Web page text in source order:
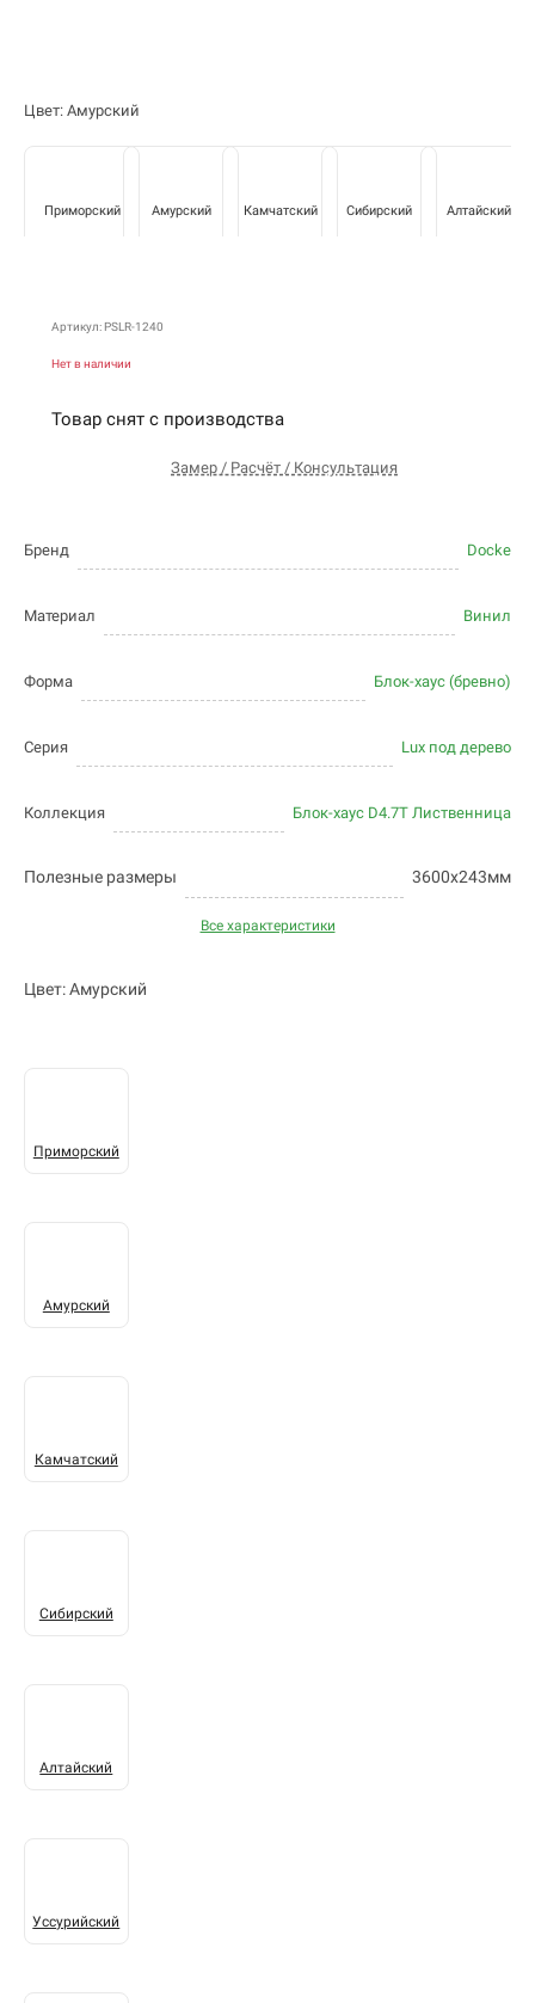
Цвет: Амурский
Приморский Амурский Камчатский Сибирский Алтайский
Артикул: PSLR-1240
Нет в наличии
Товар снят с производства
Замер / Расчёт / Консультация
Бренд Docke
Материал Винил
Форма Блок-хаус (бревно)
Серия Lux под дерево
Коллекция Блок-хаус D4.7T Лиственница
Полезные размеры 3600х243мм
Все характеристики
Цвет: Амурский
Приморский
Амурский
Камчатский
Сибирский
Алтайский
Уссурийский